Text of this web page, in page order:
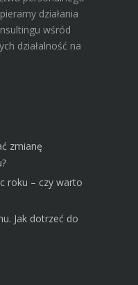
działania
wśród
działalność na
zmianę
roku – czy warto
Jak dotrzeć do